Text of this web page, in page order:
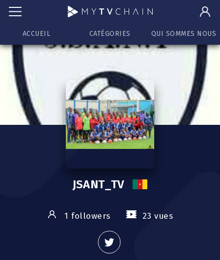
ACCUEIL CATÉGORIES QUI SOMMES NOUS
JSANT_TV
1 followers 23 vues